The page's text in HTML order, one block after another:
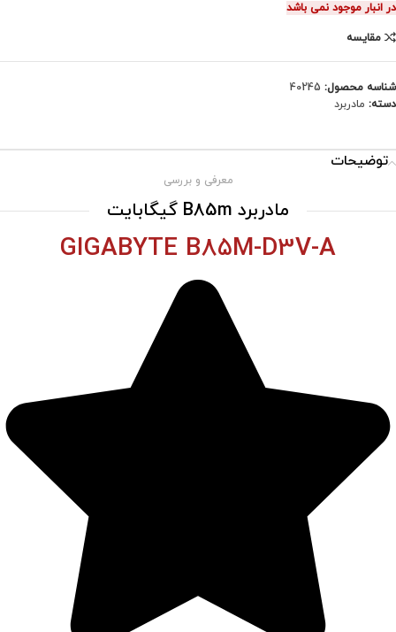
در انبار موجود نمی باشد
مقایسه
شناسه محصول: 40245
دسته: مادربرد
توضیحات
معرفی و بررسی
مادربرد B85m گیگابایت
GIGABYTE B85M-D3V-A